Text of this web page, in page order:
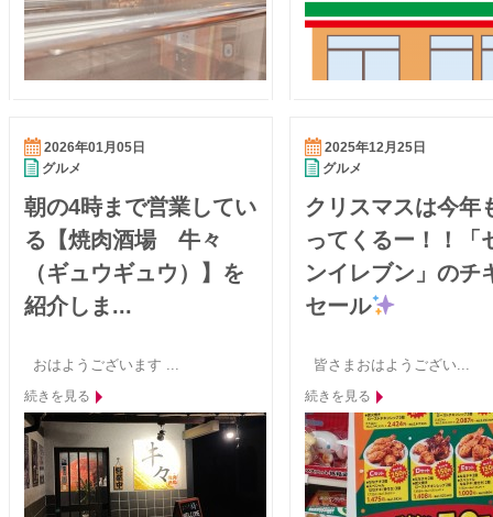
2026年01月05日
グルメ
朝の4時まで営業してい
る【焼肉酒場 牛々
（ギュウギュウ）】を
紹介しま...
おはようございます ...
続きを見る
2025年12月25日
グルメ
クリスマスは今年
ってくるー！！「
ンイレブン」のチ
セール
皆さまおはようござい...
続きを見る